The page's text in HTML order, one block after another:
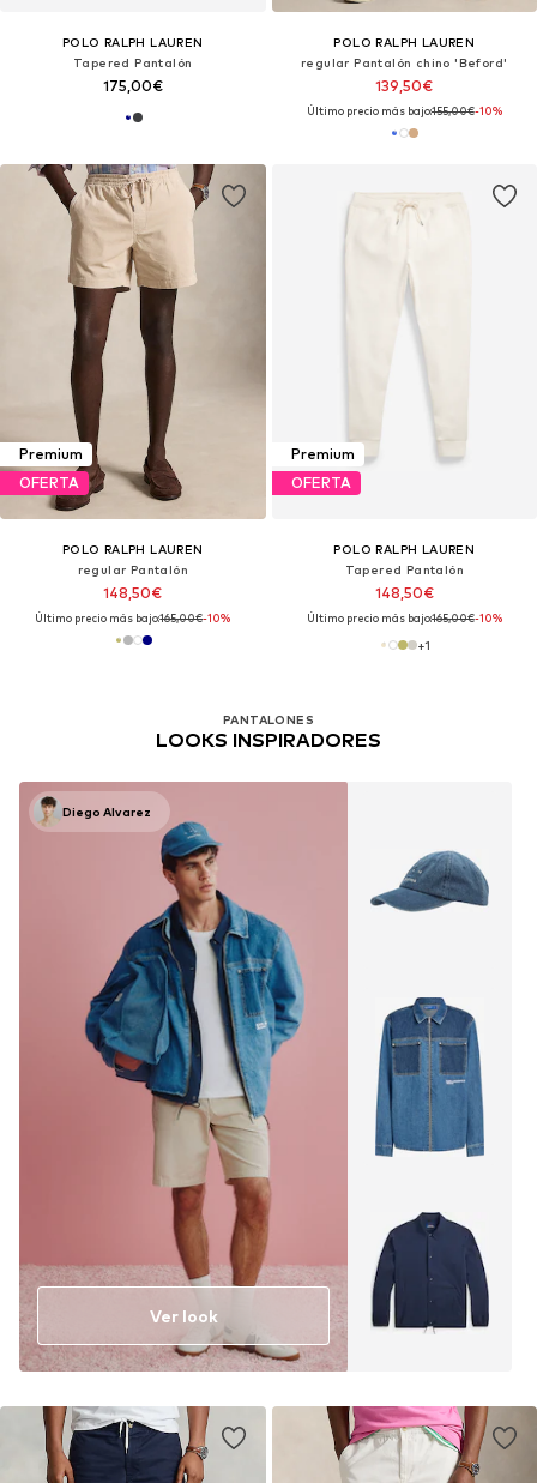
POLO RALPH LAUREN
Tapered Pantalón
175,00€
POLO RALPH LAUREN
regular Pantalón chino 'Beford'
139,50€
Último precio más bajo:155,00€-10%
Premium
OFERTA
POLO RALPH LAUREN
regular Pantalón
148,50€
Último precio más bajo:165,00€-10%
Premium
OFERTA
POLO RALPH LAUREN
Tapered Pantalón
148,50€
Último precio más bajo:165,00€-10%
+1
PANTALONES
LOOKS INSPIRADORES
Diego Alvarez
Ver look